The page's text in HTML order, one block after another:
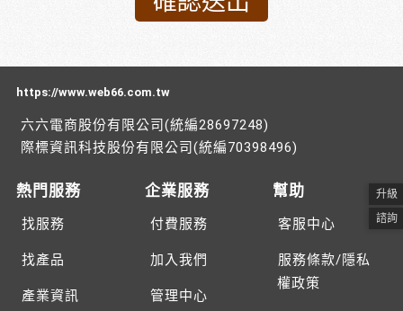
https://www.web66.com.tw
六六電商股份有限公司(統編28697248)
際標資訊科技股份有限公司(統編70398496)
熱門服務
找服務
找產品
產業資訊
企業服務
付費服務
加入我們
管理中心
幫助
客服中心
服務條款/隱私
權政策
升級
諮詢